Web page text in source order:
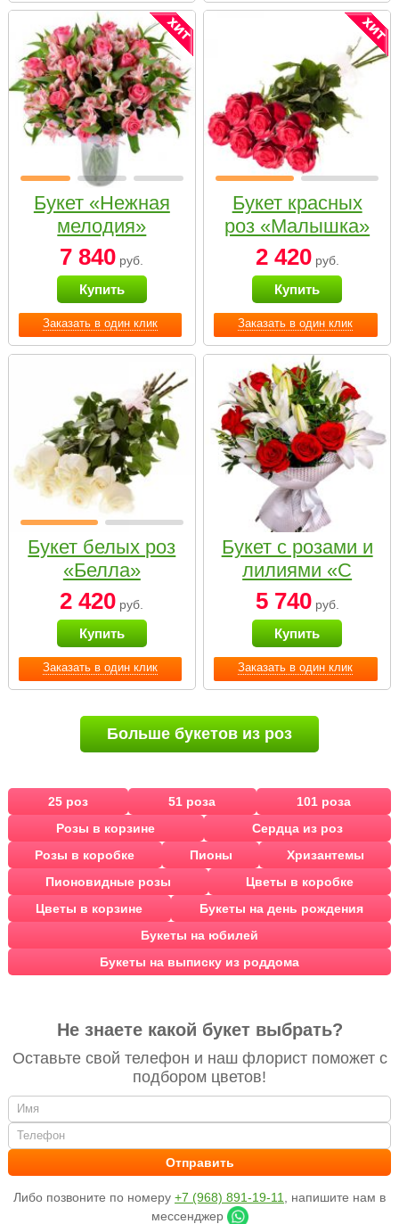
Заказать в один клик
Букет «Нежная
мелодия»
7 840 руб.
Купить
Заказать в один клик
Букет красных
роз «Малышка»
2 420руб.
Купить
Заказать в один клик
Букет белых роз
«Белла»
2 420 руб.
Купить
Заказать в один клик
Букет с розами и
лилиями «С
наилучшими
пожеланиями»
5 740руб.
Купить
Больше букетов из роз
25 роз 51 роза
101 роза
Розы в корзине
Сердца из роз
Розы в коробке
Пионы
Хризантемы
Пионовидные розы
Цветы в коробке
Цветы в корзине
Букеты на день рождения
Букеты на юбилей
Букеты на выписку из роддома
Не знаете какой букет выбрать?
Оставьте свой телефон и наш флорист поможет с
подбором цветов!
Либо позвоните по номеру +7 (968) 891-19-11
, напишите нам в
мессенджер